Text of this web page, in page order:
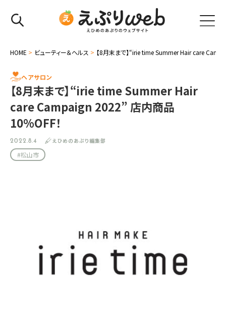
HOME > ビューティー＆ヘルス > 【8月末まで】“irie time Summer Hair care
ヘアサロン
【8月末まで】“irie time Summer Hair
care Campaign 2022” 店内商品
10%OFF！
2022.8.4 えひめのあぷり編集部
#松山市